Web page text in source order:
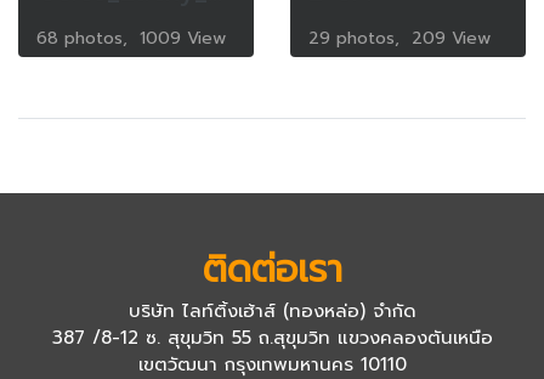
68 photos, 1009 View 29 photos, 209 View
ติดต่อเรา
บริษัท ไลท์ติ้งเฮ้าส์ (ทองหล่อ) จำกัด
387 /8-12 ซ. สุขุมวิท 55 ถ.สุขุมวิท แขวงคลองตันเหนือ
เขตวัฒนา กรุงเทพมหานคร 10110